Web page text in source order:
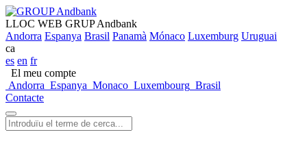
LLOC WEB GRUP Andbank
Andorra Espanya Brasil Panamà Mónaco Luxemburg Uruguai
ca
es en fr
El meu compte
Andorra Espanya Monaco Luxembourg Brasil
Contacte